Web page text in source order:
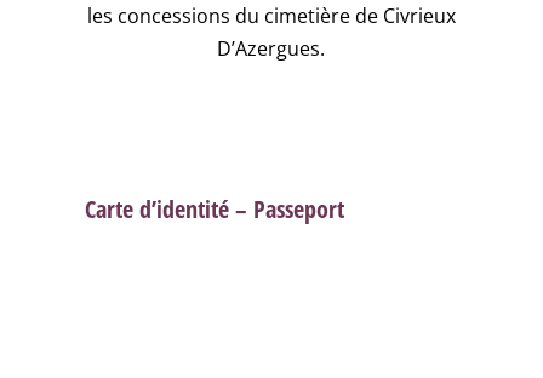
les concessions du cimetière de Civrieux
D’Azergues.
Carte d’identité – Passeport